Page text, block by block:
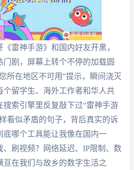
雷神手游》和国内好友开黑，
剧，屏幕上转个不停的加载圆
所在地区不可用”提示，瞬间浇灭
个留学生、海外工作者和华人共
搜索引擎里反复敲下过“雷神手游
看似矛盾的句子，背后真实的诉
底哪个工具能让我像在国内一
、刷视频？网络延迟、IP限制、数
在我们与故乡的数字生活之